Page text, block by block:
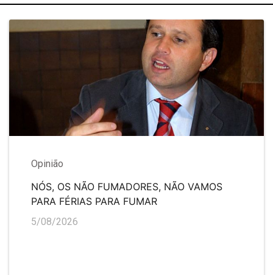
Opinião
NÓS, OS NÃO FUMADORES, NÃO VAMOS
PARA FÉRIAS PARA FUMAR
5/08/2026